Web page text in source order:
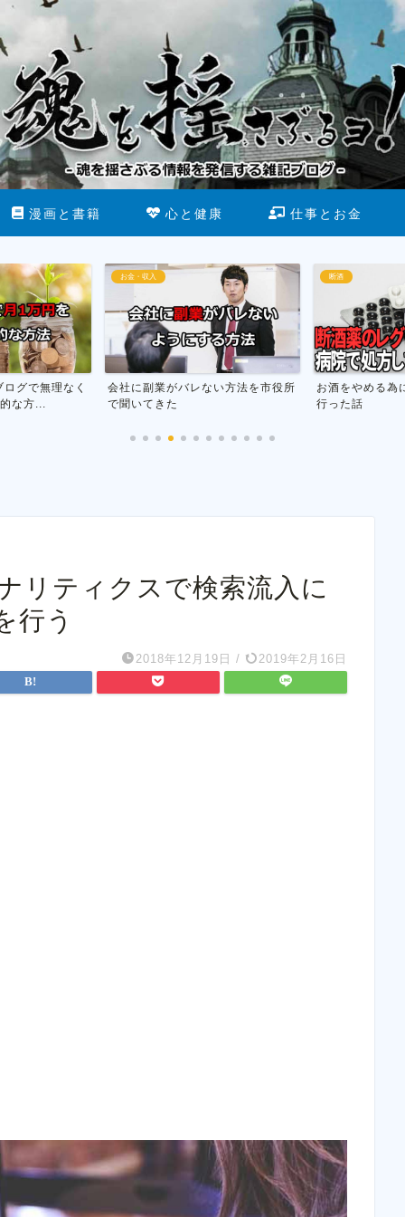
漫画と書籍 心と健康 仕事とお金
グで無理なく
な方...
お金・収入
会社に副業がバレない方法を市役所
で聞いてきた
断酒
お酒をやめる為
行った話
リティクスで検索流入に
行う
2018年12月19日 / 2019年2月16日